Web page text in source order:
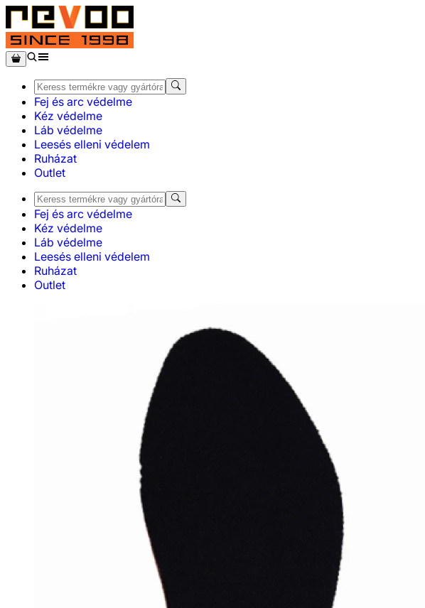
Fej és arc védelme
Kéz védelme
Láb védelme
Leesés elleni védelem
Ruházat
Outlet
Fej és arc védelme
Kéz védelme
Láb védelme
Leesés elleni védelem
Ruházat
Outlet